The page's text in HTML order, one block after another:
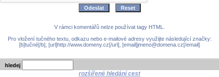
V rámci komentářů nelze používat tagy HTML.
Pro vložení tučného textu, odkazu nebo e-mailové adresy využijte následující značky:
[b]tučné[/b], [url]http://www.domeny.cz[/url], [email]jmeno@domena.cz[/email]
hledej
rozšířené hledání cest